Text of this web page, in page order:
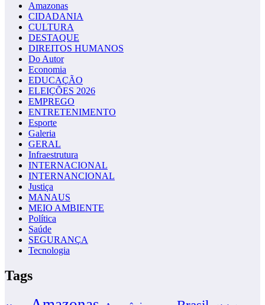
Amazonas
CIDADANIA
CULTURA
DESTAQUE
DIREITOS HUMANOS
Do Autor
Economia
EDUCAÇÃO
ELEIÇÕES 2026
EMPREGO
ENTRETENIMENTO
Esporte
Galeria
GERAL
Infraestrutura
INTERNACIONAL
INTERNANCIONAL
Justiça
MANAUS
MEIO AMBIENTE
Política
Saúde
SEGURANÇA
Tecnologia
Tags